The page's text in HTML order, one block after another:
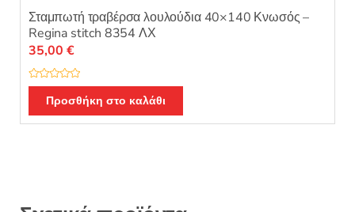
Σταμπωτή τραβέρσα λουλούδια 40×140 Κνωσός –
Regina stitch 8354 ΛΧ
Β
μ
ο
35,00 €
Προσθήκη στο καλάθι